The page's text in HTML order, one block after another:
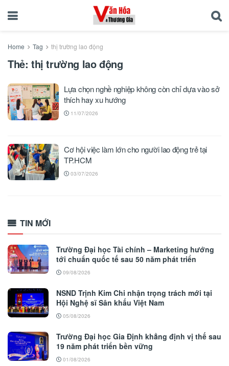
Home Tag thị trường lao động
Thẻ: thị trường lao động
Lựa chọn nghề nghiệp không còn chỉ dựa vào sở
thích hay xu hướng
11/07/2026
Cơ hội việc làm lớn cho người lao động trẻ tại
TP.HCM
03/07/2026
TIN MỚI
Trường Đại học Tài chính – Marketing hướng
tới chuẩn quốc tế sau 50 năm phát triển
09/08/2026
NSND Trịnh Kim Chi nhận trọng trách mới tại
Hội Nghệ sĩ Sân khấu Việt Nam
05/08/2026
Trường Đại học Gia Định khẳng định vị thế sau
19 năm phát triển bền vững
01/08/2026